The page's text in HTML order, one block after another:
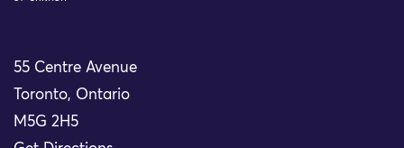
55 Centre Avenue
Toronto, Ontario
M5G 2H5